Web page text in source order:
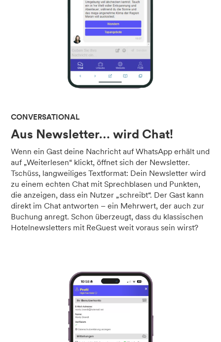
CONVERSATIONAL
Aus Newsletter… wird Chat!
Wenn ein Gast deine Nachricht auf WhatsApp erhält und
auf „Weiterlesen“ klickt, öffnet sich der Newsletter.
Tschüss, langweiliges Textformat: Dein Newsletter wird
zu einem echten Chat mit Sprechblasen und Punkten,
die anzeigen, dass ein Nutzer „schreibt“. Der Gast kann
direkt im Chat antworten – ein Mehrwert, der auch zur
Buchung anregt. Schon überzeugt, dass du klassischen
Hotelnewsletters mit ReGuest weit voraus sein wirst?